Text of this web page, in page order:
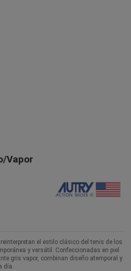
Vapor
el estilo clásico del tenis de los
y versátil. Confeccionadas en piel
gris vapor, combinan diseño atemporal y
día.